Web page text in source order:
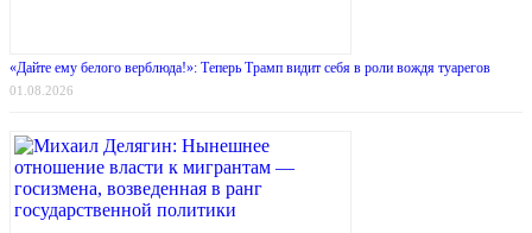
«Дайте ему белого верблюда!»: Теперь Трамп видит себя в роли вождя туарегов
01.08.2026